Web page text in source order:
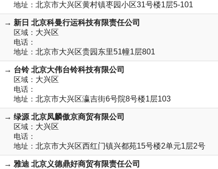
地址： 北京市大兴区黄村镇枣园小区31号楼1层5-101
→ 新日 北京科曼行运科技有限责任公司
区域： 大兴区
电话：
地址： 北京市大兴区贵园东里51幢1层801
→ 台铃 北京大伟台铃科技有限公司
区域： 大兴区
电话：
地址： 北京市大兴区瀛吉街6号院8号楼1层103
→ 绿源 北京凤麟傲京商贸有限公司
区域： 大兴区
电话：
地址： 北京市大兴区西红门镇兴都苑15号楼2单元1层2号
→ 雅迪 北京义德鼎好商贸有限责任公司